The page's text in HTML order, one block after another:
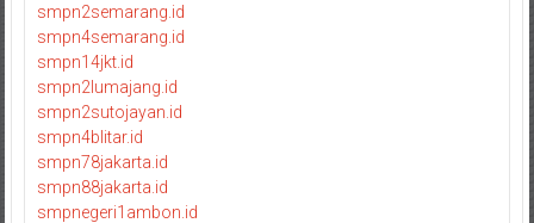
smpn2semarang.id
smpn4semarang.id
smpn14jkt.id
smpn2lumajang.id
smpn2sutojayan.id
smpn4blitar.id
smpn78jakarta.id
smpn88jakarta.id
smpnegeri1ambon.id